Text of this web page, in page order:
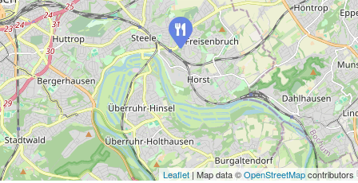
Leaflet| Map data ©OpenStreetMapcontributors